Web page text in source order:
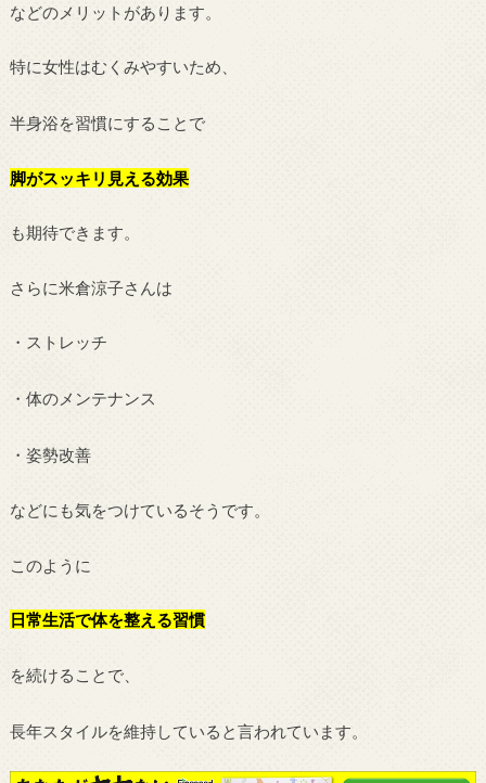
などのメリットがあります。
特に女性はむくみやすいため、
半身浴を習慣にすることで
脚がスッキリ見える効果
も期待できます。
さらに米倉涼子さんは
・ストレッチ
・体のメンテナンス
・姿勢改善
などにも気をつけているそうです。
このように
日常生活で体を整える習慣
を続けることで、
長年スタイルを維持していると言われています。